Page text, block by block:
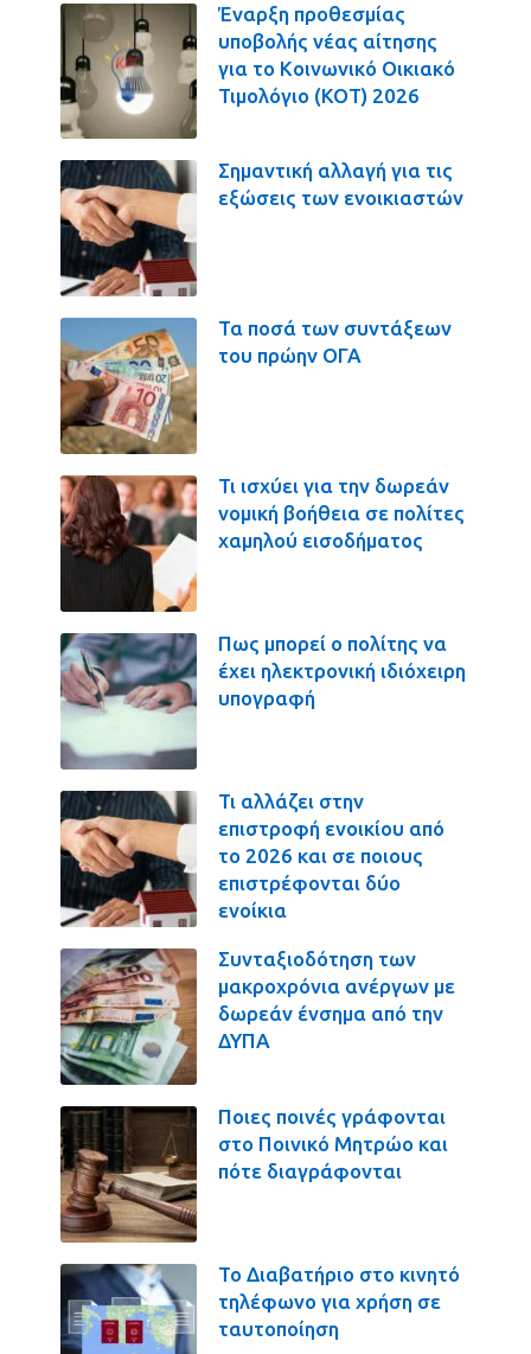
Έναρξη προθεσμίας
υποβολής νέας αίτησης
για το Κοινωνικό Οικιακό
Τιμολόγιο (ΚΟΤ) 2026
Σημαντική αλλαγή για τις
εξώσεις των ενοικιαστών
Τα ποσά των συντάξεων
του πρώην ΟΓΑ
Τι ισχύει για την δωρεάν
νομική βοήθεια σε πολίτες
χαμηλού εισοδήματος
Πως μπορεί ο πολίτης να
έχει ηλεκτρονική ιδιόχειρη
υπογραφή
Τι αλλάζει στην
επιστροφή ενοικίου από
το 2026 και σε ποιους
επιστρέφονται δύο
ενοίκια
Συνταξιοδότηση των
μακροχρόνια ανέργων με
δωρεάν ένσημα από την
ΔΥΠΑ
Ποιες ποινές γράφονται
στο Ποινικό Μητρώο και
πότε διαγράφονται
Το Διαβατήριο στο κινητό
τηλέφωνο για χρήση σε
ταυτοποίηση